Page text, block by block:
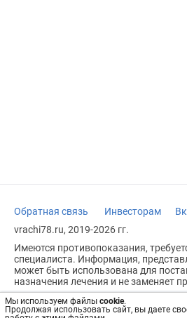
Мы используем файлы cookie.
Продолжая использовать сайт, вы даете
Обратная связь Инвесторам
vrachi78.ru, 2019-2026 гг.
Имеются противопоказания,
специалиста. Информация,
может быть использована для
назначения лечения и не заменяет
Возрастное ограничение: 18+